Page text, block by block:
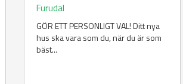
Furudal
GÖR ETT PERSONLIGT VAL! Ditt nya
hus ska vara som du, när du är som
bäst...